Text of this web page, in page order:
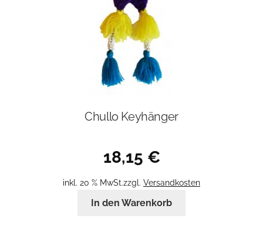
Chullo Keyhänger
18,15 €
inkl. 20 % MwSt.zzgl. Versandkosten
In den Warenkorb